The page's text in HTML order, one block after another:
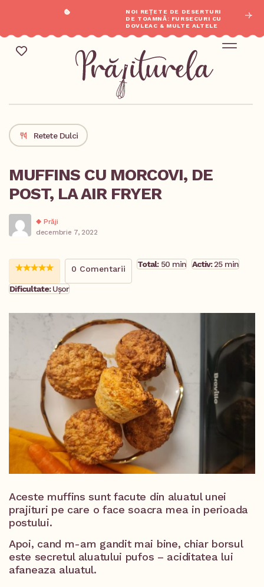
NOI REȚETE DE DESERTURI
DE TOAMNĂ: FURSECURI CU
DOVLEAC & MULTE ALTELE
Retete Dulci
MUFFINS CU MORCOVI, DE
POST, LA AIR FRYER
Prăji
decembrie 7, 2022
0 Comentarii Total:50 min Activ:25 min
Dificultate:Ușor
Aceste muffins sunt facute din aluatul unei
prajituri pe care o face soacra mea in perioada
postului.
Apoi, cand m-am gandit mai bine, chiar borsul
este secretul aluatului pufos – aciditatea lui
afaneaza aluatul.